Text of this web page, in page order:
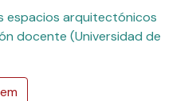
espacios arquitectónicos
docente (Universidad de